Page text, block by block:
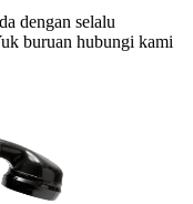
dengan selalu
buruan hubungi kami